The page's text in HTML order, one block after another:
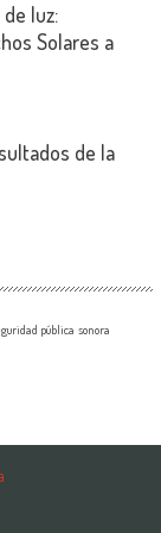
luz:
Solares a
de la
pública sonora